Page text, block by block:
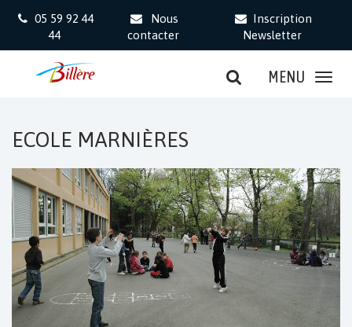
05 59 92 44
44
Nous
contacter
Inscription
Newsletter
MENU
ECOLE MARNIÈRES